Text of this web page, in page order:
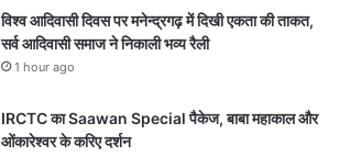
विश्व आदिवासी दिवस पर मनेन्द्रगढ़ में दिखी एकता की ताकत,
सर्व आदिवासी समाज ने निकाली भव्य रैली
1 hour ago
IRCTC का Saawan Special पैकेज, बाबा महाकाल और
ओंकारेश्वर के करिए दर्शन